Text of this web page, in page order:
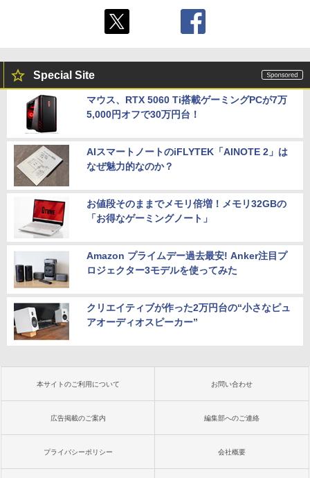
Special Site
マウス、RTX 5060 Ti搭載ゲーミングPCが7万
5,000円オフで30万円台！
AIスマートノートのiFLYTEK「AINOTE 2」は
なぜ魅力的なのか？
お値段そのままでメモリ倍増！メモリ32GBの
「お得なゲーミングノート」
Amazon プライムデー過去最安! Anker注目プ
ロジェクター3モデルを使ってみた
クリエイティブが作った2万円台の“小さなピュ
アオーディオスピーカー”
本サイトのご利用について お問い合わせ
広告掲載のご案内 編集部へのご連絡
プライバシーポリシー 会社概要